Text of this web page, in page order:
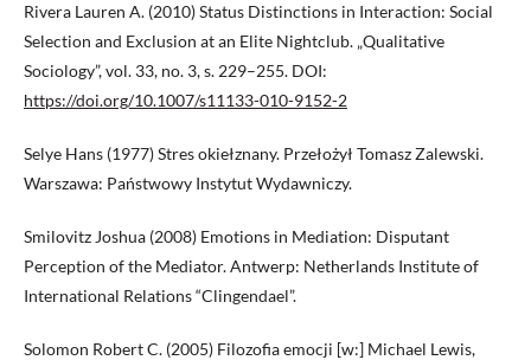
Rivera Lauren A. (2010) Status Distinctions in Interaction: Social
Selection and Exclusion at an Elite Nightclub. „Qualitative
Sociology”, vol. 33, no. 3, s. 229–255. DOI:
https://doi.org/10.1007/s11133-010-9152-2
Selye Hans (1977) Stres okiełznany. Przełożył Tomasz Zalewski.
Warszawa: Państwowy Instytut Wydawniczy.
Smilovitz Joshua (2008) Emotions in Mediation: Disputant
Perception of the Mediator. Antwerp: Netherlands Institute of
International Relations “Clingendael”.
Solomon Robert C. (2005) Filozofia emocji [w:] Michael Lewis,